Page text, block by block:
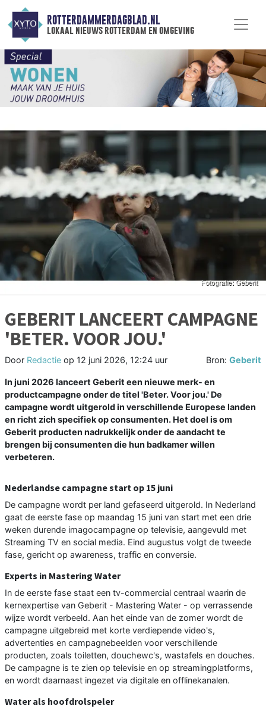
ROTTERDAMMERDAGBLAD.NL
lokaal nieuws rotterdam en omgeving
GEBERIT LANCEERT CAMPAGNE
'BETER. VOOR JOU.'
Door Redactie op 12 juni 2026, 12:24 uur Bron: Geberit
In juni 2026 lanceert Geberit een nieuwe merk- en
productcampagne onder de titel 'Beter. Voor jou.' De
campagne wordt uitgerold in verschillende Europese landen
en richt zich specifiek op consumenten. Het doel is om
Geberit producten nadrukkelijk onder de aandacht te
brengen bij consumenten die hun badkamer willen
verbeteren.
Nederlandse campagne start op 15 juni
De campagne wordt per land gefaseerd uitgerold. In Nederland
gaat de eerste fase op maandag 15 juni van start met een drie
weken durende imagocampagne op televisie, aangevuld met
Streaming TV en social media. Eind augustus volgt de tweede
fase, gericht op awareness, traffic en conversie.
Experts in Mastering Water
In de eerste fase staat een tv-commercial centraal waarin de
kernexpertise van Geberit - Mastering Water - op verrassende
wijze wordt verbeeld. Aan het einde van de zomer wordt de
campagne uitgebreid met korte verdiepende video's,
advertenties en campagnebeelden voor verschillende
producten, zoals toiletten, douchewc's, wastafels en douches.
De campagne is te zien op televisie en op streamingplatforms,
en wordt daarnaast ingezet via digitale en offlinekanalen.
Water als hoofdrolspeler